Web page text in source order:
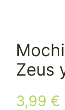
Zeus
3,99 €